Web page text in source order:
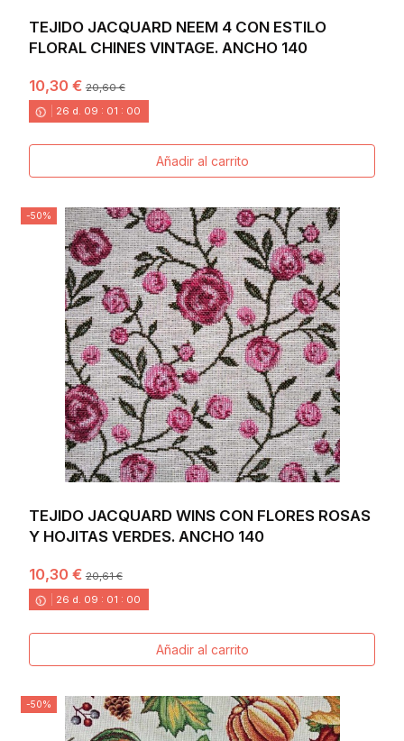
TEJIDO JACQUARD NEEM 4 CON ESTILO
FLORAL CHINES VINTAGE. ANCHO 140
10,30 €20,60 €
26 d. 09 : 00 :58
Añadir al carrito
-50%
TEJIDO JACQUARD WINS CON FLORES ROSAS
Y HOJITAS VERDES. ANCHO 140
10,30 €20,61 €
26 d. 09 : 00 :58
Añadir al carrito
-50%